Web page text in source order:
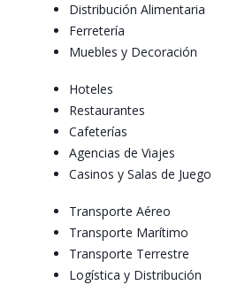
Distribución Alimentaria
Ferretería
Muebles y Decoración
Hoteles
Restaurantes
Cafeterías
Agencias de Viajes
Casinos y Salas de Juego
Transporte Aéreo
Transporte Marítimo
Transporte Terrestre
Logística y Distribución